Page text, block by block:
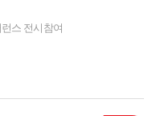
런스 전시참여